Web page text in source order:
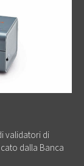
validatori di
dalla Banca